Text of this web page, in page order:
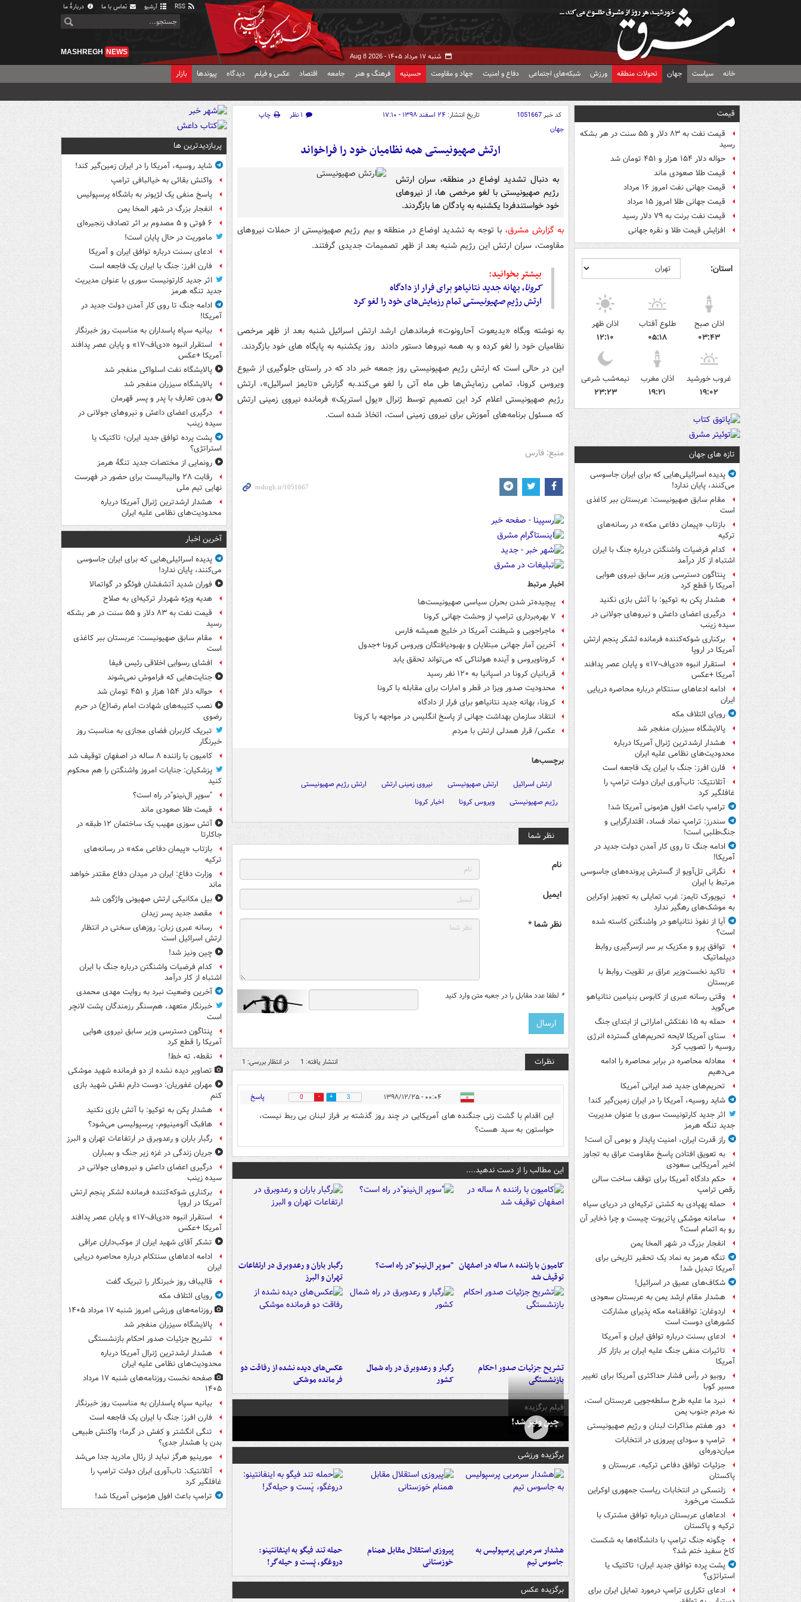
آرشیو تماس با ما دربارهٔ ما
شنبه ۱۷ مرداد ۱۴۰۵ - Aug 8 2026
MASHREGH NEWS
خانه سیاست جهان تحولات منطقه ورزش شبکه‌های اجتماعی دفاع و امنیت جهاد و مقاومت حسینیه فرهنگ و هنر جامعه اقتصاد عکس و فیلم دیدگاه پیوندها بازار
قیمت
قیمت نفت به ۸۳ دلار و ۵۵ سنت در هر بشکه
رسید
حواله دلار ۱۵۴ هزار و ۴۵۱ تومان شد
قیمت طلا صعودی ماند
قیمت جهانی نفت امروز ۱۶ مرداد
قیمت جهانی طلا امروز ۱۵ مرداد
قیمت نفت برنت به ۷۹ دلار رسید
افزایش قیمت طلا و نقره جهانی
استان:
اذان صبح
۰۳:۴۳
طلوع آفتاب
۰۵:۱۸
اذان ظهر
۱۲:۱۰
غروب خورشید
۱۹:۰۲
اذان مغرب
۱۹:۲۱
نیمه‌شب شرعی
۲۳:۲۳
تازه های جهان
پدیده اسرائیلی‌هایی که برای ایران جاسوسی
می‌کنند، پایان ندارد!
مقام سابق صهیونیست: عربستان ببر کاغذی
است
بازتاب «پیمان دفاعی مکه» در رسانه‌های
ترکیه
کدام فرضیات واشنگتن درباره جنگ با ایران
اشتباه از کار درآمد
پنتاگون دسترسی وزیر سابق نیروی هوایی
آمریکا را قطع کرد
هشدار پکن به توکیو: با آتش بازی نکنید
درگیری اعضای داعش و نیروهای جولانی در
سیده زینب
برکناری شوکه‌کننده فرمانده لشکر پنجم ارتش
آمریکا در اروپا
استقرار انبوه «دی‌اف‑۱۷» و پایان عصر پدافند
آمریکا +عکس
ادامه ادعاهای سنتکام درباره محاصره دریایی
ایران
رویای ائتلاف مکه
پالایشگاه سیزران منفجر شد
هشدار ارشدترین ژنرال آمریکا درباره
محدودیت‌های نظامی علیه ایران
فارن افرز: جنگ با ایران یک فاجعه است
آتلانتیک: تاب‌آوری ایران دولت ترامپ را
غافلگیر کرد
ترامپ باعث افول هژمونی آمریکا شد!
سندرز: ترامپ نماد فساد، اقتدارگرایی و
جنگ‌طلبی است!
ادامه جنگ تا روی کار آمدن دولت جدید در
آمریکا!
نگرانی تل‌آویو از گسترش پرونده‌های جاسوسی
مرتبط با ایران
نیویورک تایمز: غرب تمایلی به تجهیز اوکراین
به موشک‌های رهگیر ندارد
آیا از نفوذ نتانیاهو در واشنگتن کاسته شده
است؟
توافق پرو و مکزیک بر سر ازسرگیری روابط
دیپلماتیک
تاکید نخست‌وزیر عراق بر تقویت روابط با
عربستان
وقتی رسانه عبری از کابوس بنیامین نتانیاهو
می‌گوید
حمله به ۱۵ نفتکش‌ اماراتی از ابتدای جنگ
سنای آمریکا لایحه تحریم‌های گسترده انرژی
روسیه را تصویب کرد
معادله محاصره در برابر محاصره را ادامه
می‌دهیم
تحریم‌های جدید ضد ایرانی آمریکا
شاید روسیه، آمریکا را در ایران زمین‌گیر کند!
اثر جدید کارتونیست سوری با عنوان مدیریت
جدید تنگه هرمز
راز قدرت ایران، امنیت پایدار و بومی آن است!
به تعویق افتادن پاسخ مقاومت عراق به تجاوز
اخیر آمریکایی سعودی
حکم دادگاه آمریکا برای توقف ساخت سالن
رقص ترامپ
حمله پهپادی به کشتی ترکیه‌ای در دریای سیاه
سامانه موشکی پاتریوت چیست و چرا ذخایر آن
رو به اتمام است؟
انفجار بزرگ در شهر المخا یمن
تنگه هرمز به نماد یک تحقیر تاریخی برای
آمریکا تبدیل شد!
شکاف‌های عمیق در اسرائیل!
هشدار مقام ارشد یمن به عربستان سعودی
اردوغان: توافقنامه مکه پذیرای مشارکت
کشورهای دوست است
ادعای بسنت درباره توافق ایران و آمریکا
تاثیرات منفی جنگ علیه ایران بر بازار کار
آمریکا
روبیو در رأس فشار حداکثری آمریکا برای تغییر
مسیر کوبا
نبرد ما علیه طرح سلطه‌جویی عربستان است،
نه مردم جنوب یمن
دور هفتم مذاکرات لبنان و رژیم صهیونیستی
ترامپ و سودای پیروزی در انتخابات
میان‌دوره‌ای
جزئیات توافق دفاعی ترکیه، عربستان و
پاکستان
زلنسکی در انتخابات ریاست جمهوری اوکراین
شکست می‌خورد
ادعاهای عربستان درباره توافق مشترک با
ترکیه و پاکستان
چگونه جنگ ترامپ با دانشگاه‌ها به شکست
کاخ سفید ختم شد؟
پشت پرده توافق جدید ایران؛ تاکتیک یا
استراتژی؟
ادعای تکراری ترامپ درمورد تمایل ایران برای
کد خبر1051667 تاریخ انتشار: ۲۴ اسفند ۱۳۹۸ - ۱۷:۱۰ ۱ نظر
چاپ
جهان
ارتش صهیونیستی همه نظامیان خود را فراخواند
به دنبال تشدید اوضاع در منطقه، سران ارتش
رژیم صهیونیستی با لغو مرخصی ها، از نیروهای
خود خواستندفردا یکشنبه به پادگان ها بازگردند.
به گزارش مشرق، با توجه به تشدید اوضاع در منطقه و بیم رژیم صهیونیستی از حملات نیروهای
مقاومت، سران ارتش این رژیم شنبه بعد از ظهر تصمیمات جدیدی گرفتند.
بیشتر بخوانید:
کرونا، بهانه جدید نتانیاهو برای فرار از دادگاه
ارتش رژیم‌صهیونیستیتمام رزمایش‌های خود را لغو کرد
به نوشته وبگاه «یدیعوت آحارونوت» فرماندهان ارشد ارتش اسرائیل شنبه بعد از ظهر مرخصی
نظامیان خود را لغو کرده و به همه نیروها دستور دادند روز یکشنبه به پایگاه های خود بازگردند.
این در حالی است که ارتش رژیم صهیونیستی روز جمعه خبر داد که در راستای جلوگیری از شیوع
ویروس کرونا، تمامی رزمایش‌ها طی ماه آتی را لغو می‌کند.به گزارش «تایمز اسرائیل»، ارتش
رژیم صهیونیستی اعلام کرد این تصمیم توسط ژنرال «یول استریک» فرمانده نیروی زمینی ارتش
که مسئول برنامه‌های آموزش برای نیروی زمینی است، ‌اتخاذ شده است.
منبع: فارس
اخبار مرتبط
پیچیده‌تر شدن بحران سیاسی صهیونیست‌ها
۷ بهره‌برداری ترامپ از وحشت جهانی کرونا
ماجراجویی و شیطنت آمریکا در خلیج همیشه فارس
آخرین آمار جهانی مبتلایان و بهبودیافتگان ویروس کرونا +جدول
کروناویروس و آینده هولناکی که می‌تواند تحقق یابد
قربانیان کرونا در اسپانیا به ۱۲۰ نفر رسید
محدودیت صدور ویزا در قطر و امارات برای مقابله با کرونا
کرونا، بهانه جدید نتانیاهو برای فرار از دادگاه
انتقاد سازمان بهداشت جهانی از پاسخ انگلیس در مواجهه با کرونا
عکس/ قرار همدلی ارتش با مردم
برچسب‌ها
ارتش اسرائیل ارتش صهیونیستی نیروی زمینی ارتش
ارتش رژیم صهیونیستی
رژیم صهیونیستی
ویروس کرونا اخبار کرونا
نظر شما
نام
ایمیل
نظر شما *
* لطفا عدد مقابل را در جعبه متن وارد کنید
نظرات انتشار یافته: 1 در انتظار بررسی: 1
۰۰:۰۴ - ۱۳۹۸/۱۲/۲۵ 3
0 پاسخ
این اقدام با گشت زنی جنگنده های آمریکایی در چند روز گذشته بر فراز لبنان بی ربط نیست،
حواستون به سید هست؟
این مطالب را از دست ندهید....
کامیون با راننده ۸ ساله در اصفهان
توقیف شد
"سوپر ال‌نینو"در راه است؟
رگبار باران و رعدوبرق در ارتفاعات
تهران و البرز
تشریح جزئیات صدور احکام
بازنشستگی
رگبار و رعدوبرق در راه شمال
کشور
عکس‌های دیده نشده از رفاقت دو
فرمانده‌ موشکی
فیلم برگزیده
چین ونیز شد!
برگزیده ورزشی
هشدار سرمربی پرسپولیس به
جاسوس تیم
پیروزی استقلال مقابل همنام
خوزستانی
حمله تند فیگو به اینفانتینو:
دروغگو، پَست‌ و حیله‌گر!
برگزیده عکس
پربازدیدترین ها
شاید روسیه، آمریکا را در ایران زمین‌گیر کند!
واکنش بقائی به خیالبافی ترامپ
پاسخ منفی یک لژیونر به باشگاه پرسپولیس
انفجار بزرگ در شهر المخا یمن
۶ فوتی و ۵ مصدوم بر اثر تصادف زنجیره‌ای
ماموریت در حال پایان است!
ادعای بسنت درباره توافق ایران و آمریکا
فارن افرز: جنگ با ایران یک فاجعه است
اثر جدید کارتونیست سوری با عنوان مدیریت
جدید تنگه هرمز
ادامه جنگ تا روی کار آمدن دولت جدید در
آمریکا!
بیانیه سپاه پاسداران به مناسبت روز خبرنگار
استقرار انبوه «دی‌اف‑۱۷» و پایان عصر پدافند
آمریکا +عکس
پالایشگاه نفت اسلواکی منفجر شد
پالایشگاه سیزران منفجر شد
بدون تعارف با پدر و پسر قهرمان
درگیری اعضای داعش و نیروهای جولانی در
سیده زینب
پشت پرده توافق جدید ایران؛ تاکتیک یا
استراتژی؟
رونمایی از مختصات جدید تنگۀ هرمز
رقابت ۲۸ والیبالیست برای حضور در فهرست
نهایی تیم ملی
هشدار ارشدترین ژنرال آمریکا درباره
محدودیت‌های نظامی علیه ایران
آخرین اخبار
پدیده اسرائیلی‌هایی که برای ایران جاسوسی
می‌کنند، پایان ندارد!
فوران شدید آتشفشان فوئگو در گواتمالا
هدیه ویژه شهردار ترکیه‌ای به صلاح
قیمت نفت به ۸۳ دلار و ۵۵ سنت در هر بشکه
رسید
مقام سابق صهیونیست: عربستان ببر کاغذی
است
افشای رسوایی اخلاقی رئیس فیفا
جنایت‌هایی که فراموش نمی‌شوند
حواله دلار ۱۵۴ هزار و ۴۵۱ تومان شد
نصب کتیبه‌های شهادت امام رضا(ع) در حرم
رضوی
تبریک کاربران فضای مجازی به مناسبت روز
خبرنگار
کامیون با راننده ۸ ساله در اصفهان توقیف شد
پزشکیان: جنایات امروز واشنگتن را هم محکوم
کنید
"سوپر ال‌نینو"در راه است؟
قیمت طلا صعودی ماند
آتش سوزی مهیب یک ساختمان ۱۲ طبقه در
جاکارتا
بازتاب «پیمان دفاعی مکه» در رسانه‌های
ترکیه
وزارت دفاع: ایران در میدان دفاع مقتدر خواهد
ماند
بیل مکانیکی ارتش صهیونی واژگون شد
مقصد جدید پسر زیدان
رسانه عبری زبان: روزهای سختی در انتظار
ارتش اسرائیل است
چین ونیز شد!
کدام فرضیات واشنگتن درباره جنگ با ایران
اشتباه از کار درآمد
آخرین وضعیت نبرد به روایت مهدی محمدی
خبرنگار متعهد، هم‌سنگر رزمندگان پشت لانچر
است
پنتاگون دسترسی وزیر سابق نیروی هوایی
آمریکا را قطع کرد
نقطه، ته خط!
تصاویر دیده‌ نشده از دو فرمانده شهید موشکی
مهران غفوریان: دوست دارم نقش شهید بازی
کنم
هشدار پکن به توکیو: با آتش بازی نکنید
هافبک آلومینیوم، پرسپولیسی می‌شود؟
رگبار باران و رعدوبرق در ارتفاعات تهران و البرز
جریان زندگی در غزه زیر جنگ و بمباران
درگیری اعضای داعش و نیروهای جولانی در
سیده زینب
برکناری شوکه‌کننده فرمانده لشکر پنجم ارتش
آمریکا در اروپا
استقرار انبوه «دی‌اف‑۱۷» و پایان عصر پدافند
آمریکا +عکس
تشکر آقای شهید ایران از موکب‌داران عراقی
ادامه ادعاهای سنتکام درباره محاصره دریایی
ایران
قالیباف روز خبرنگار را تبریک گفت
رویای ائتلاف مکه
روزنامه‌های ورزشی امروز ‌شنبه ۱۷ مرداد ۱۴۰۵
پالایشگاه سیزران منفجر شد
تشریح جزئیات صدور احکام بازنشستگی
هشدار ارشدترین ژنرال آمریکا درباره
محدودیت‌های نظامی علیه ایران
صفحه نخست روزنامه‌های شنبه ۱۷ مرداد
۱۴۰۵
بیانیه سپاه پاسداران به مناسبت روز خبرنگار
فارن افرز: جنگ با ایران یک فاجعه است
تنگی انگشتر و کفش در گرما؛ واکنش طبیعی
بدن یا هشدار جدی؟
مورینیو هرگز نباید از رئال مادرید جدا می‌شد
آتلانتیک: تاب‌آوری ایران دولت ترامپ را
غافلگیر کرد
ترامپ باعث افول هژمونی آمریکا شد!